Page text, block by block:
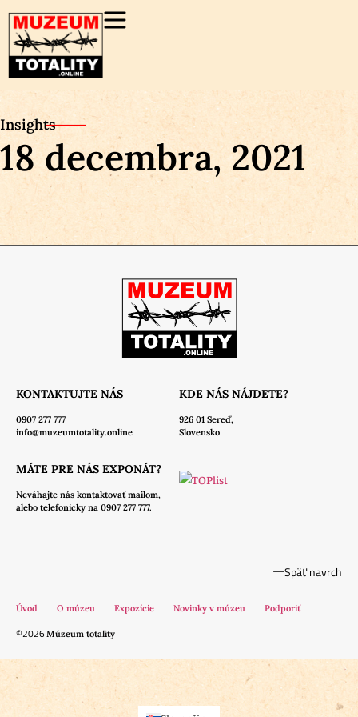
Insights
18 decembra, 2021
KONTAKTUJTE NÁS
0907 277 777
info@muzeumtotality.online
KDE NÁS NÁJDETE?
926 01 Sereď,
Slovensko
MÁTE PRE NÁS EXPONÁT?
Neváhajte nás kontaktovať mailom,
alebo telefonicky na 0907 277 777.
Späť navrch
Úvod O múzeu Expozície Novinky v múzeu Podporiť
©2026Múzeum totality